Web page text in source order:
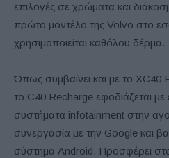
επιλογές σε χρώματα και
πρώτο μοντέλο της Volvo στο
χρησιμοποιείται καθόλου δέρμα.
Όπως συμβαίνει και με το XC40
το C40 Recharge εφοδιάζεται
συστήματα infotainment στην
συνεργασία με την Google και
σύστημα Android. Προσφέρει